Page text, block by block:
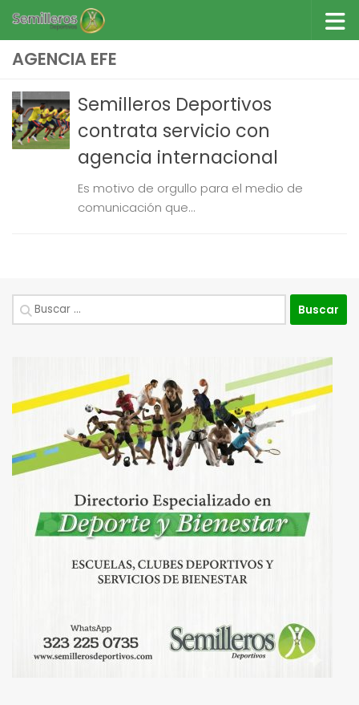
Saltar al contenido
AGENCIA EFE
Semilleros Deportivos
contrata servicio con
agencia internacional
Es motivo de orgullo para el medio de
comunicación que...
Buscar: